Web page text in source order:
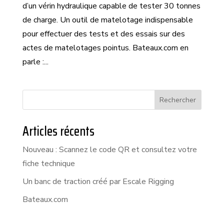
d’un vérin hydraulique capable de tester 30 tonnes
de charge. Un outil de matelotage indispensable
pour effectuer des tests et des essais sur des
actes de matelotages pointus. Bateaux.com en
parle :...
Rechercher
Articles récents
Nouveau : Scannez le code QR et consultez votre
fiche technique
Un banc de traction créé par Escale Rigging
Bateaux.com